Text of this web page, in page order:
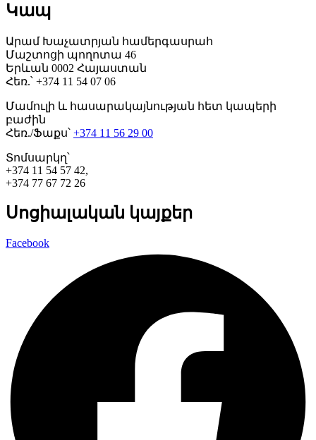
Կապ
Արամ Խաչատրյան համերգասրահ
Մաշտոցի պողոտա 46
Երևան 0002 Հայաստան
Հեռ.՝ +374 11 54 07 06
Մամուլի և հասարակայնության հետ կապերի
բաժին
Հեռ./Ֆաքս՝ +374 11 56 29 00
Տոմսարկղ՝
+374 11 54 57 42,
+374 77 67 72 26
Սոցիալական կայքեր
Facebook